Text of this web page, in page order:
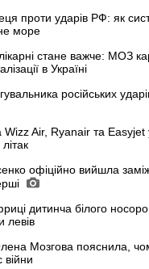
проти ударів РФ: як
море
стане важче: МОЗ
в Україні
російських
Wizz Air, Ryanair та
офіційно вийшла
дитинча білого
левів
Мозгова пояснила,
війни